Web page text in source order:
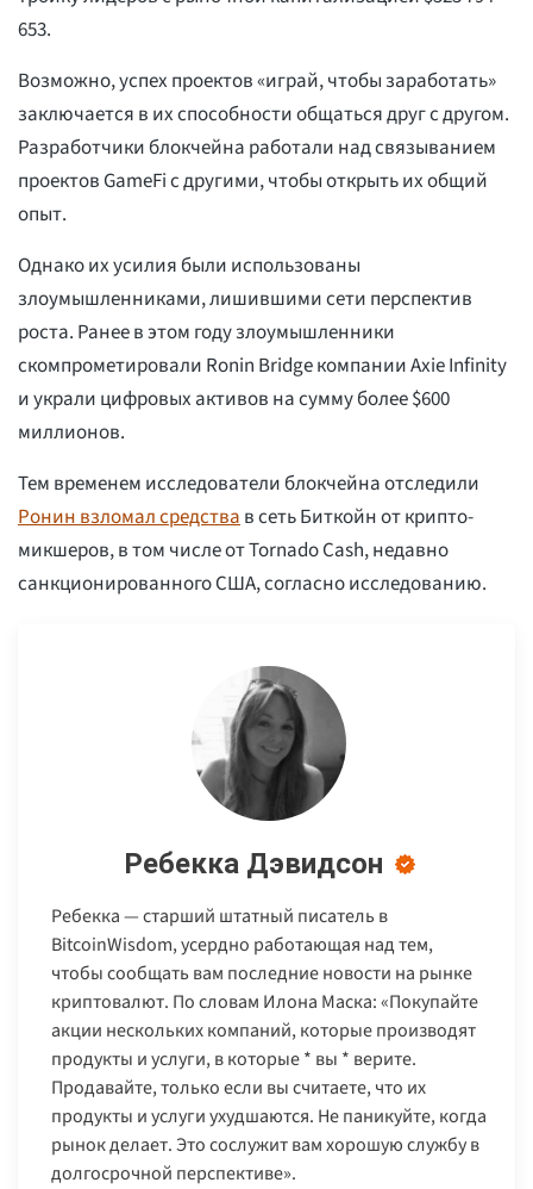
653.
Возможно, успех проектов «играй, чтобы заработать»
заключается в их способности общаться друг с другом.
Разработчики блокчейна работали над связыванием
проектов GameFi с другими, чтобы открыть их общий
опыт.
Однако их усилия были использованы
злоумышленниками, лишившими сети перспектив
роста. Ранее в этом году злоумышленники
скомпрометировали Ronin Bridge компании Axie Infinity
и украли цифровых активов на сумму более $600
миллионов.
Тем временем исследователи блокчейна отследили
Ронин взломал средствав сеть Биткойн от крипто-
микшеров, в том числе от Tornado Cash, недавно
санкционированного США, согласно исследованию.
Ребекка Дэвидсон
Ребекка — старший штатный писатель в
BitcoinWisdom, усердно работающая над тем,
чтобы сообщать вам последние новости на рынке
криптовалют. По словам Илона Маска: «Покупайте
акции нескольких компаний, которые производят
продукты и услуги, в которые * вы * верите.
Продавайте, только если вы считаете, что их
продукты и услуги ухудшаются. Не паникуйте, когда
рынок делает. Это сослужит вам хорошую службу в
долгосрочной перспективе».